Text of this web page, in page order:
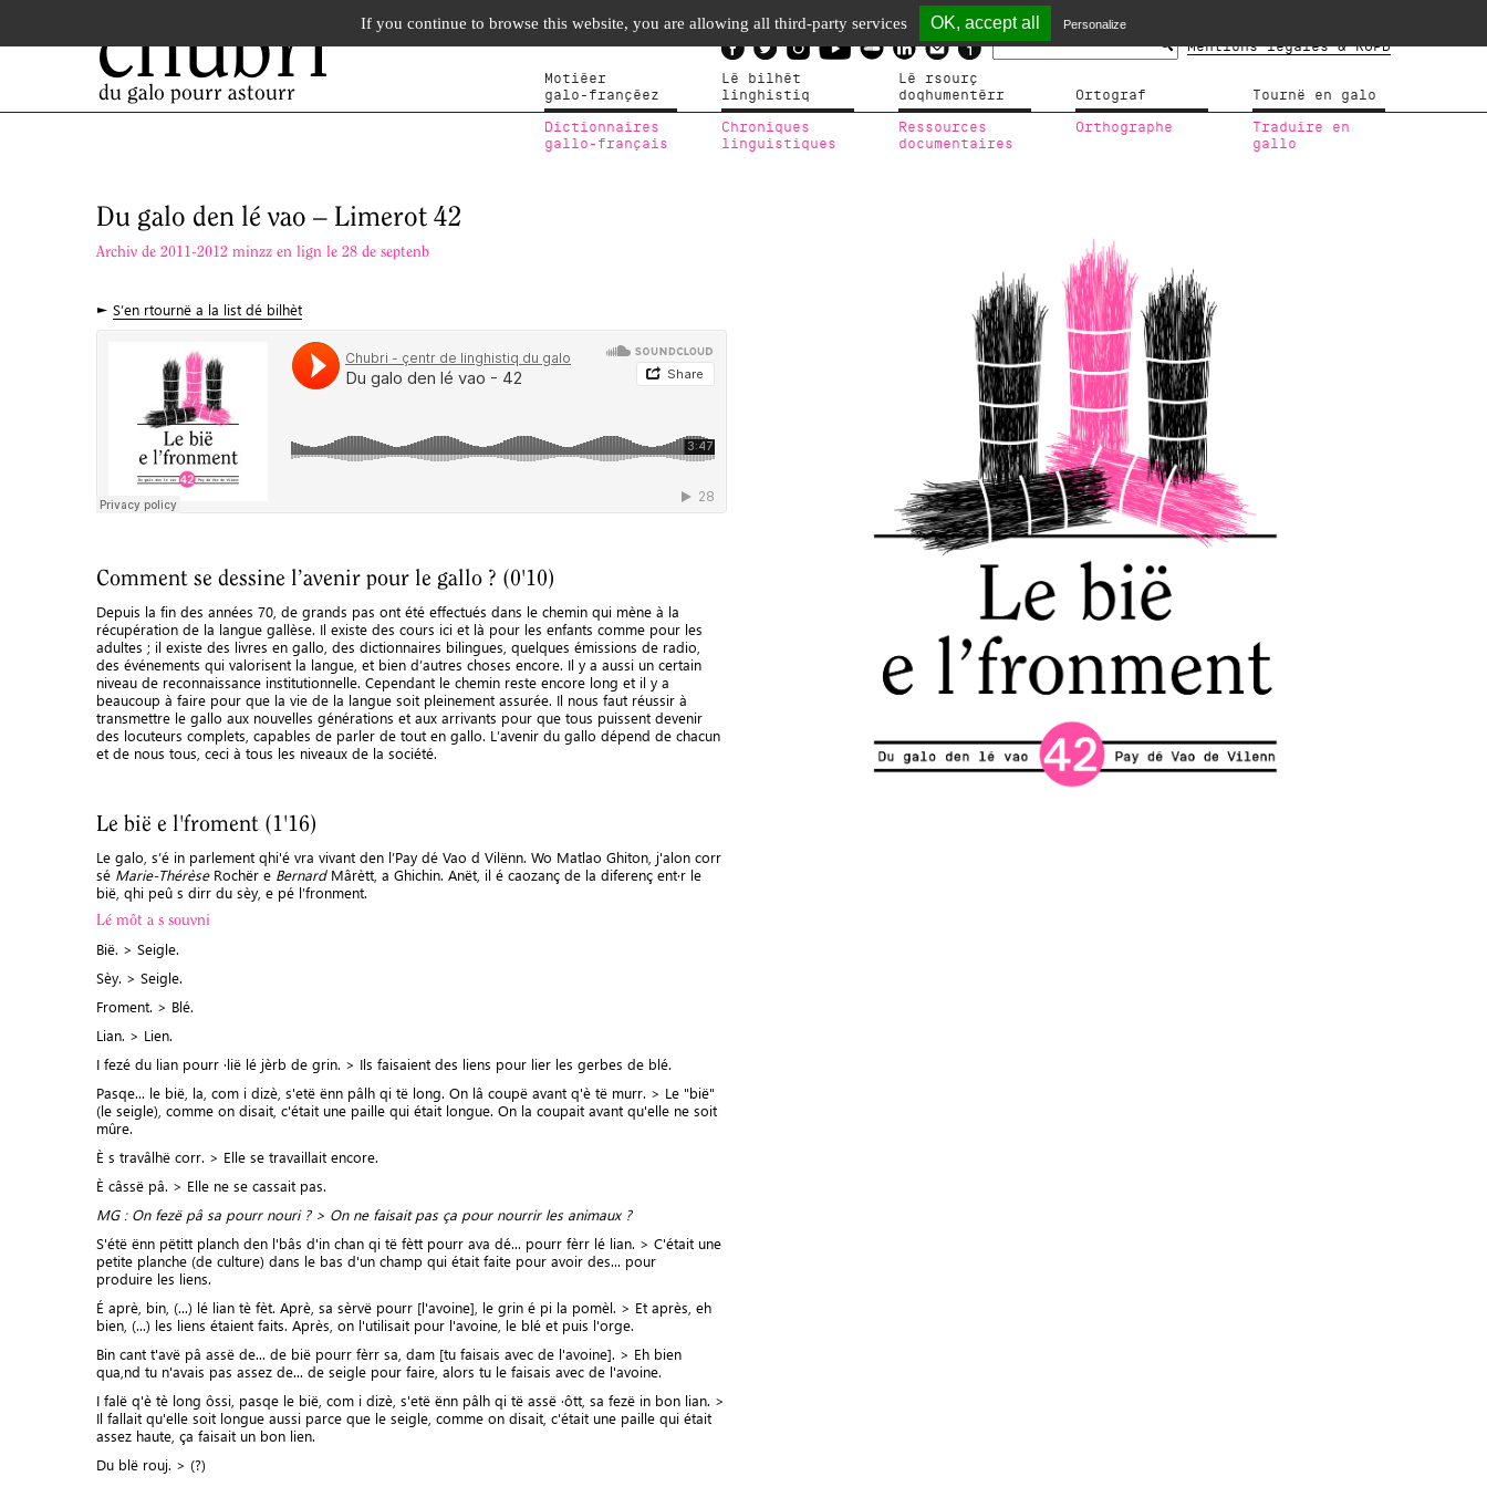
chubri
du galo pourr astourr
Mentions légales & RGPD
Motiéer
galo-françéez
Lé bilhèt
linghistiq
Lé rsourç
doqhumentérr
Ortograf Tournë en galo
Dictionnaires
gallo-français
Chroniques
linguistiques
Ressources
documentaires
Orthographe
Traduire en
gallo
Du galo den lé vao – Limerot 42
Archiv de 2011-2012 minzz en lign le 28 de septenb
► S’en rtournë a la list dé bilhèt
Comment se dessine l’avenir pour le gallo ? (0'10)
Depuis la fin des années 70, de grands pas ont été effectués dans le chemin qui mène à la
récupération de la langue gallèse. Il existe des cours ici et là pour les enfants comme pour les
adultes ; il existe des livres en gallo, des dictionnaires bilingues, quelques émissions de radio,
des événements qui valorisent la langue, et bien d’autres choses encore. Il y a aussi un certain
niveau de reconnaissance institutionnelle. Cependant le chemin reste encore long et il y a
beaucoup à faire pour que la vie de la langue soit pleinement assurée. Il nous faut réussir à
transmettre le gallo aux nouvelles générations et aux arrivants pour que tous puissent devenir
des locuteurs complets, capables de parler de tout en gallo. L’avenir du gallo dépend de chacun
et de nous tous, ceci à tous les niveaux de la société.
Le bië e l'froment (1'16)
Le galo, s’é in parlement qhi'é vra vivant den l’Pay dé Vao d Vilënn. Wo Matlao Ghiton, j'alon corr
sé Marie-ThérèseRochër e BernardMârètt, a Ghichin. Anët, il é caozanç de la diferenç ent·r le
bië, qhi peû s dirr du sèy, e pé l’fronment.
Lé môt a s souvni
Bië. > Seigle.
Sèy. > Seigle.
Froment. > Blé.
Lian. > Lien.
I fezé du lian pourr ·lië lé jèrb de grin. > Ils faisaient des liens pour lier les gerbes de blé.
Pasqe... le bië, la, com i dizè, s'etë ënn pâlh qi të long. On lâ coupë avant q'è të murr. > Le "bië"
(le seigle), comme on disait, c'était une paille qui était longue. On la coupait avant qu'elle ne soit
mûre.
È s travâlhë corr. > Elle se travaillait encore.
È câssë pâ. > Elle ne se cassait pas.
MG : On fezë pâ sa pourr nouri ? > On ne faisait pas ça pour nourrir les animaux ?
S'étë ënn pëtitt planch den l'bâs d'in chan qi të fètt pourr ava dé... pourr fèrr lé lian. > C'était une
petite planche (de culture) dans le bas d'un champ qui était faite pour avoir des... pour
produire les liens.
É aprè, bin, (...) lé lian tè fèt. Aprè, sa sèrvë pourr [l'avoine], le grin é pi la pomèl. > Et après, eh
bien, (...) les liens étaient faits. Après, on l'utilisait pour l'avoine, le blé et puis l'orge.
Bin cant t'avë pâ assë de... de bië pourr fèrr sa, dam [tu faisais avec de l'avoine]. > Eh bien
qua,nd tu n'avais pas assez de... de seigle pour faire, alors tu le faisais avec de l'avoine.
I falë q'è tè long ôssi, pasqe le bië, com i dizè, s'etë ënn pâlh qi të assë ·ôtt, sa fezë in bon lian. >
Il fallait qu'elle soit longue aussi parce que le seigle, comme on disait, c'était une paille qui était
assez haute, ça faisait un bon lien.
Du blë rouj. > (?)
If you continue to browse this website, you are allowing all third-party services OK, accept all Personalize